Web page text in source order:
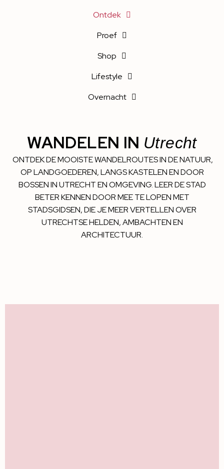
Ontdek
Proef
Shop
Lifestyle
Overnacht
WANDELEN IN Utrecht
ONTDEK DE MOOISTE WANDELROUTES IN DE NATUUR,
OP LANDGOEDEREN, LANGS KASTELEN EN DOOR
BOSSEN IN UTRECHT EN OMGEVING. LEER DE STAD
BETER KENNEN DOOR MEE TE LOPEN MET
STADSGIDSEN, DIE JE MEER VERTELLEN OVER
UTRECHTSE HELDEN, AMBACHTEN EN
ARCHITECTUUR.